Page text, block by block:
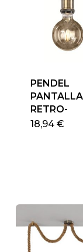
PENDEL
RETRO-
18,94 €